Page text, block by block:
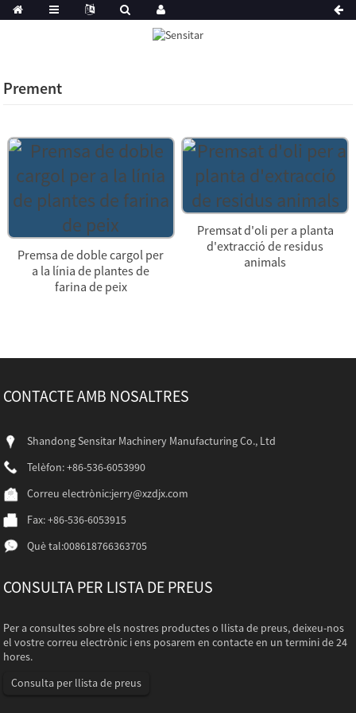
Prement
Premsa de doble cargol per
a la línia de plantes de
farina de peix
Premsat d'oli per a planta
d'extracció de residus
animals
CONTACTE AMB NOSALTRES
Shandong Sensitar Machinery Manufacturing Co., Ltd
Telèfon: +86-536-6053990
Correu electrònic:jerry@xzdjx.com
Fax: +86-536-6053915
Què tal:008618766363705
CONSULTA PER LISTA DE PREUS
Per a consultes sobre els nostres productes o llista de preus, deixeu-nos
el vostre correu electrònic i ens posarem en contacte en un termini de 24
hores.
Consulta per llista de preus